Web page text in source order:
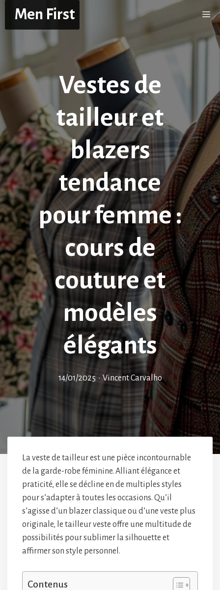
contenu
Men First
Vestes de
tailleur et
blazers
tendance
pour femme :
cours de
couture et
modèles
élégants
14/01/2025 • Vincent Carvalho
La veste de tailleur est une pièce incontournable
de la garde-robe féminine. Alliant élégance et
praticité, elle se décline en de multiples styles
pour s’adapter à toutes les occasions. Qu’il
s’agisse d’un blazer classique ou d’une veste plus
originale, le tailleur veste offre une multitude de
possibilités pour sublimer la silhouette et
affirmer son style personnel.
Contenus